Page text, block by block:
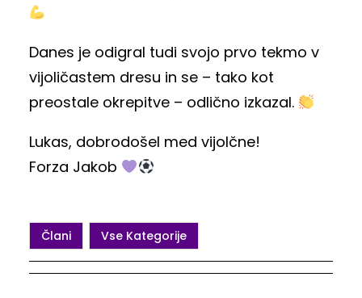
Danes je odigral tudi svojo prvo tekmo v
vijoličastem dresu in se – tako kot
preostale okrepitve – odlično izkazal.
Lukas, dobrodošel med vijolčne!
Forza Jakob
Člani Vse Kategorije